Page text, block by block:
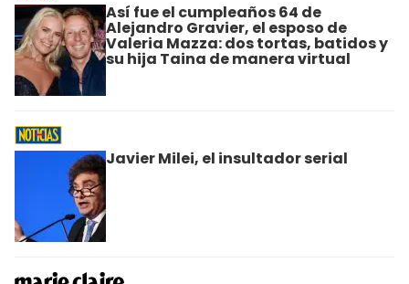
Así fue el cumpleaños 64 de
Alejandro Gravier, el esposo de
Valeria Mazza: dos tortas, batidos y
su hija Taina de manera virtual
Javier Milei, el insultador serial